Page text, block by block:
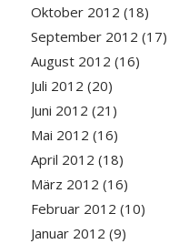
Oktober 2012 (18)
September 2012 (17)
August 2012 (16)
Juli 2012 (20)
Juni 2012 (21)
Mai 2012 (16)
April 2012 (18)
März 2012 (16)
Februar 2012 (10)
Januar 2012 (9)